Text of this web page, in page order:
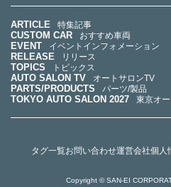
ARTICLE 特集記事
CUSTOM CAR おすすめ車両
EVENT イベントインフォメーション
RELEASE リリース
TOPICS トピックス
AUTO SALON TV オートサロンTV
PARTS/PRODUCTS パーツ/製品
TOKYO AUTO SALON 2027 東京オ
タグ一覧お問い合わせ運営会社個人
Copyright © SAN-EI